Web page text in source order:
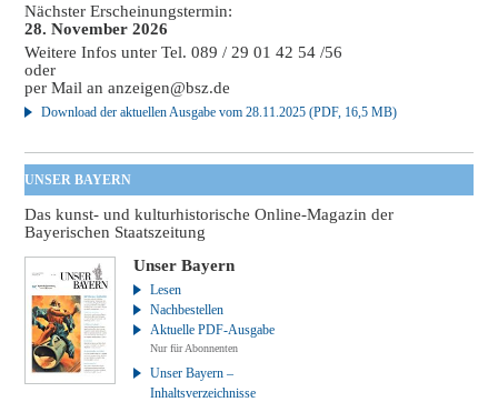
Nächster Erscheinungstermin:
28. November 2026
Weitere Infos unter Tel. 089 / 29 01 42 54 /56
oder
per Mail ananzeigen@bsz.de
Download der aktuellen Ausgabe vom 28.11.2025 (PDF, 16,5 MB)
UNSER BAYERN
Das kunst- und kulturhistorische Online-Magazin der
Bayerischen Staatszeitung
Unser Bayern
Lesen
Nachbestellen
Aktuelle PDF-Ausgabe
Nur für Abonnenten
Unser Bayern –
Inhaltsverzeichnisse